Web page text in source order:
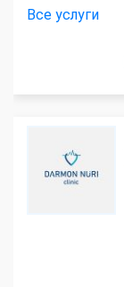
Все услуги